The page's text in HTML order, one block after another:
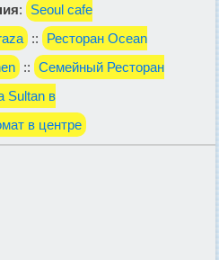
:
Seoul cafe
::
Ресторан Ocean
:: Семейный Ресторан
Sultan в
в центре